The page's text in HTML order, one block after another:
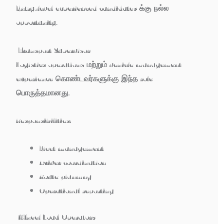
Entry-level experienced candidates க்கு நல்ல
opportunity.
Transport Supervisor
Logistics operations மற்றும் vehicle management
experience கொண்டவர்களுக்கு இந்த role
பொருத்தமானது.
Responsibilities:
Fleet management
Driver coordination
Route planning
Operational reporting
Wheel Load Operators